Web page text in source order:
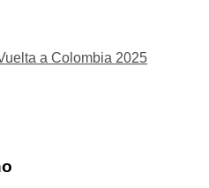
a Colombia 2025